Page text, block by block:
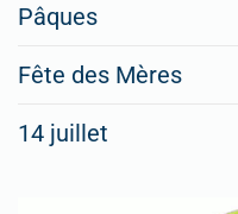
Pâques
Fête des Mères
14 juillet